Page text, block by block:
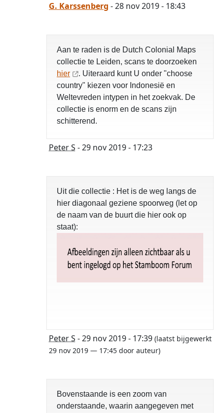
G. Karssenberg - 28 nov 2019 - 18:43
Aan te raden is de Dutch Colonial Maps
collectie te Leiden, scans te doorzoeken
hier
. Uiteraard kunt U onder "choose
country" kiezen voor Indonesië en
Weltevreden intypen in het zoekvak. De
collectie is enorm en de scans zijn
schitterend.
Peter S - 29 nov 2019 - 17:23
Uit die collectie : Het is de weg langs de
hier diagonaal geziene spoorweg (let op
de naam van de buurt die hier ook op
staat):
Peter S - 29 nov 2019 - 17:39 (laatst bijgewerkt
29 nov 2019 — 17:45 door auteur)
Bovenstaande is een zoom van
onderstaande, waarin aangegeven met